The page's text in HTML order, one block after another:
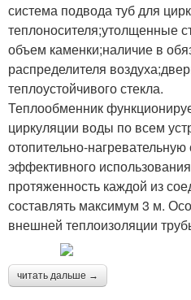
система подвода туб для
теплоносителя;утолщенные
объем каменки;наличие в
распределителя
теплоустойчивого стекла.
Теплообменник
циркуляции воды по всем
отопительно-
эффективного
протяженность каждой из
составлять максимум 3 м.
внешней теплоизоляции
читать дальше →